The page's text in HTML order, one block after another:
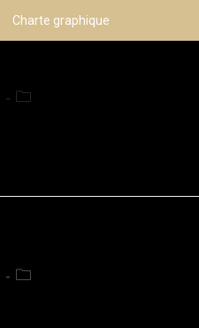
Charte graphique